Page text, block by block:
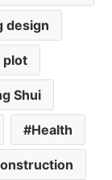
design
plot
Shui
Health